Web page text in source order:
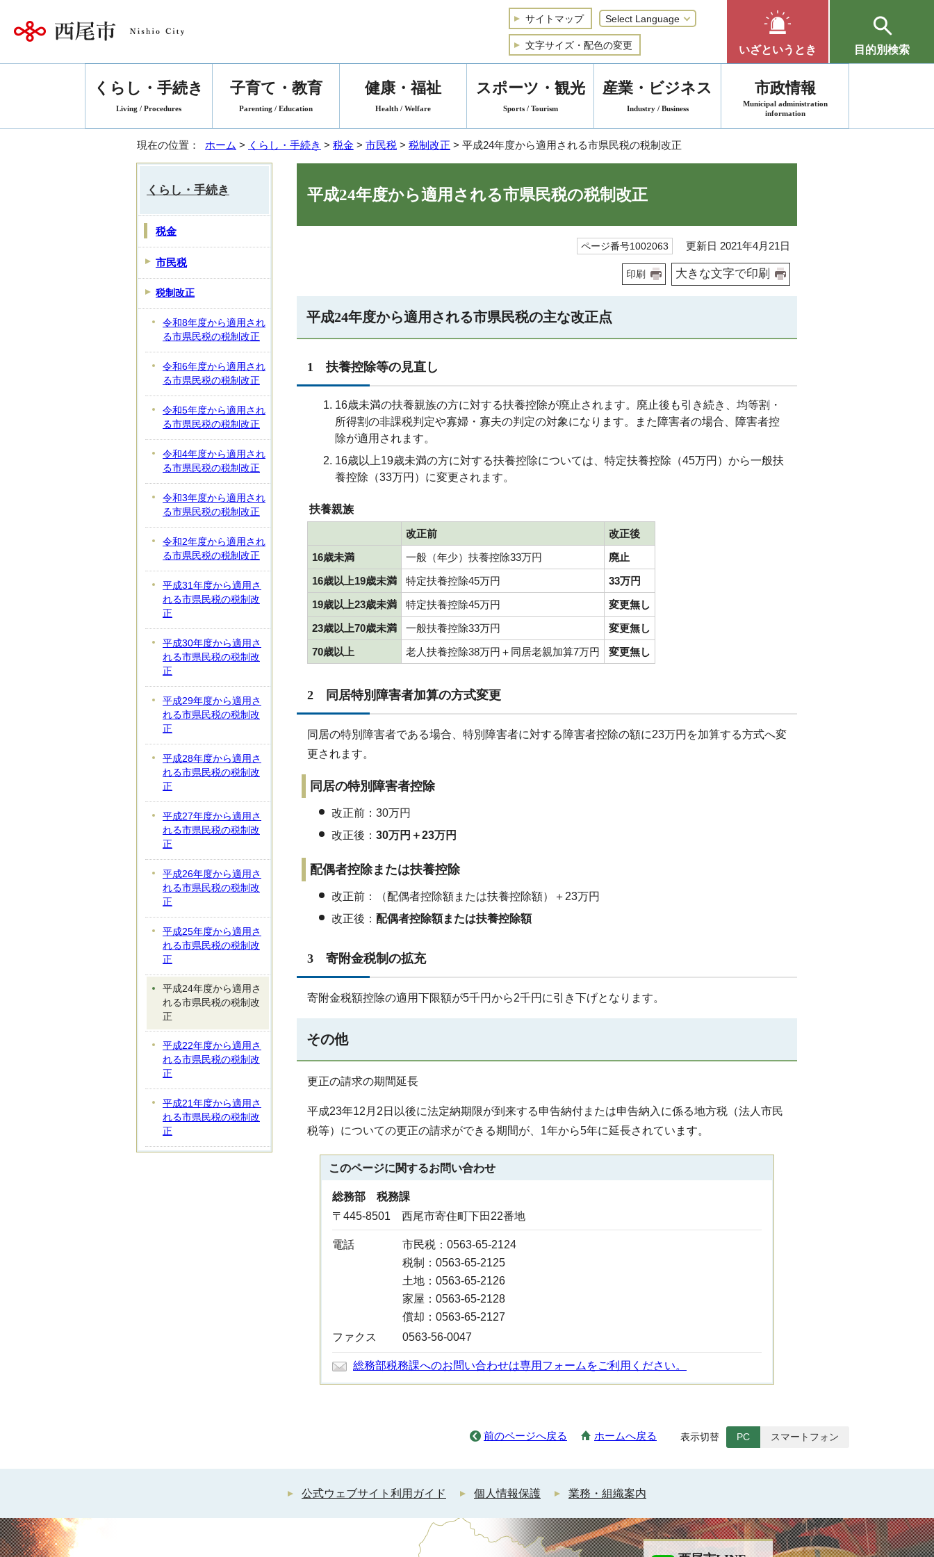
サイトマップ
文字サイズ・配色の変更 いざというとき 目的別検索
くらし・手続き
Living / Procedures
子育て・教育
Parenting / Education
健康・福祉
Health / Welfare
スポーツ・観光
Sports / Tourism
産業・ビジネス
Industry / Business
市政情報
Municipal administration
information
現在の位置： ホーム > くらし・手続き > 税金 > 市民税 > 税制改正 > 平成24年度から適用される市県民税の税制改正
平成24年度から適用される市県民税の税制改正
ページ番号1002063 更新日 2021年4月21日
印刷 大きな文字で印刷
平成24年度から適用される市県民税の主な改正点
1 扶養控除等の見直し
16歳未満の扶養親族の方に対する扶養控除が廃止されます。廃止後も引き続き、均等割・
所得割の非課税判定や寡婦・寡夫の判定の対象になります。また障害者の場合、障害者控
除が適用されます。
16歳以上19歳未満の方に対する扶養控除については、特定扶養控除（45万円）から一般扶
養控除（33万円）に変更されます。
扶養親族
改正前
改正後
16歳未満
一般（年少）扶養控除33万円
廃止
16歳以上19歳未満
特定扶養控除45万円
33万円
19歳以上23歳未満
特定扶養控除45万円
変更無し
23歳以上70歳未満
一般扶養控除33万円
変更無し
70歳以上
老人扶養控除38万円＋同居老親加算7万円 変更無し
2 同居特別障害者加算の方式変更
同居の特別障害者である場合、特別障害者に対する障害者控除の額に23万円を加算する方式へ変
更されます。
同居の特別障害者控除
改正前：30万円
改正後： 30万円＋23万円
配偶者控除または扶養控除
改正前：（配偶者控除額または扶養控除額）＋23万円
改正後： 配偶者控除額または扶養控除額
3 寄附金税制の拡充
寄附金税額控除の適用下限額が5千円から2千円に引き下げとなります。
その他
更正の請求の期間延長
平成23年12月2日以後に法定納期限が到来する申告納付または申告納入に係る地方税（法人市民
税等）についての更正の請求ができる期間が、1年から5年に延長されています。
このページに関するお問い合わせ
総務部 税務課
〒445-8501 西尾市寄住町下田22番地
電話
市民税：0563-65-2124
税制：0563-65-2125
土地：0563-65-2126
家屋：0563-65-2128
償却：0563-65-2127
ファクス
0563-56-0047
総務部税務課へのお問い合わせは専用フォームをご利用ください。
くらし・手続き
税金
市民税
税制改正
令和8年度から適用され
る市県民税の税制改正
令和6年度から適用され
る市県民税の税制改正
令和5年度から適用され
る市県民税の税制改正
令和4年度から適用され
る市県民税の税制改正
令和3年度から適用され
る市県民税の税制改正
令和2年度から適用され
る市県民税の税制改正
平成31年度から適用さ
れる市県民税の税制改
正
平成30年度から適用さ
れる市県民税の税制改
正
平成29年度から適用さ
れる市県民税の税制改
正
平成28年度から適用さ
れる市県民税の税制改
正
平成27年度から適用さ
れる市県民税の税制改
正
平成26年度から適用さ
れる市県民税の税制改
正
平成25年度から適用さ
れる市県民税の税制改
正
平成24年度から適用さ
れる市県民税の税制改
正
平成22年度から適用さ
れる市県民税の税制改
正
平成21年度から適用さ
れる市県民税の税制改
正
前のページへ戻る ホームへ戻る 表示切替 PC スマートフォン
公式ウェブサイト利用ガイド 個人情報保護 業務・組織案内